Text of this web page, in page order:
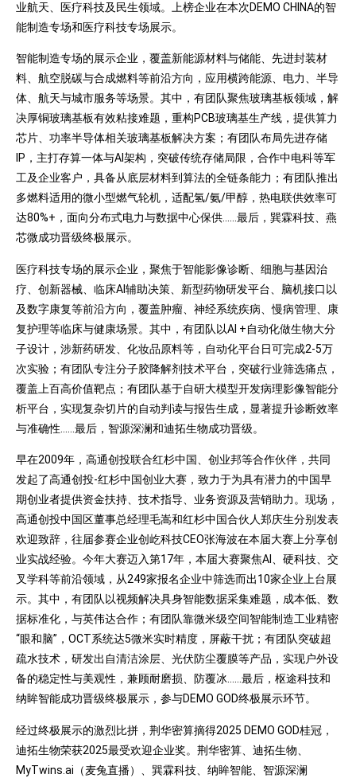
业航天、医疗科技及民生领域。上榜企业在本次DEMO CHINA的智
能制造专场和医疗科技专场展示。
智能制造专场的展示企业，覆盖新能源材料与储能、先进封装材
料、航空脱碳与合成燃料等前沿方向，应用横跨能源、电力、半导
体、航天与城市服务等场景。其中，有团队聚焦玻璃基板领域，解
决厚铜玻璃基板有效粘接难题，重构PCB玻璃基生产线，提供算力
芯片、功率半导体相关玻璃基板解决方案；有团队布局先进存储
IP，主打存算一体与AI架构，突破传统存储局限，合作中电科等军
工及企业客户，具备从底层材料到算法的全链条能力；有团队推出
多燃料适用的微小型燃气轮机，适配氢/氨/甲醇，热电联供效率可
达80%+，面向分布式电力与数据中心保供……最后，巽霖科技、燕
芯微成功晋级终极展示。
医疗科技专场的展示企业，聚焦于智能影像诊断、细胞与基因治
疗、创新器械、临床AI辅助决策、新型药物研发平台、脑机接口以
及数字康复等前沿方向，覆盖肿瘤、神经系统疾病、慢病管理、康
复护理等临床与健康场景。其中，有团队以AI +自动化做生物大分
子设计，涉新药研发、化妆品原料等，自动化平台日可完成2-5万
次实验；有团队专注分子胶降解剂技术平台，突破行业筛选痛点，
覆盖上百高价值靶点；有团队基于自研大模型开发病理影像智能分
析平台，实现复杂切片的自动判读与报告生成，显著提升诊断效率
与准确性……最后，智源深澜和迪拓生物成功晋级。
早在2009年，高通创投联合红杉中国、创业邦等合作伙伴，共同
发起了高通创投-红杉中国创业大赛，致力于为具有潜力的中国早
期创业者提供资金扶持、技术指导、业务资源及营销助力。现场，
高通创投中国区董事总经理毛嵩和红杉中国合伙人郑庆生分别发表
欢迎致辞，往届参赛企业创屹科技CEO张海波在本届大赛上分享创
业实战经验。今年大赛迈入第17年，本届大赛聚焦AI、硬科技、交
叉学科等前沿领域，从249家报名企业中筛选而出10家企业上台展
示。其中，有团队以视频解决具身智能数据采集难题，成本低、数
据标准化，与英伟达合作；有团队靠微米级空间智能制造工业精密
“眼和脑”，OCT系统达5微米实时精度，屏蔽干扰；有团队突破超
疏水技术，研发出自清洁涂层、光伏防尘覆膜等产品，实现户外设
备的稳定性与美观性，兼顾耐磨损、防覆冰……最后，枢途科技和
纳眸智能成功晋级终极展示，参与DEMO GOD终极展示环节。
经过终极展示的激烈比拼，荆华密算摘得2025 DEMO GOD桂冠，
迪拓生物荣获2025最受欢迎企业奖。荆华密算、迪拓生物、
MyTwins.ai（麦兔直播）、巽霖科技、纳眸智能、智源深澜